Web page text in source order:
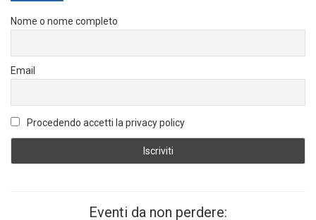
Nome o nome completo
Email
Procedendo accetti la privacy policy
Eventi da non perdere: